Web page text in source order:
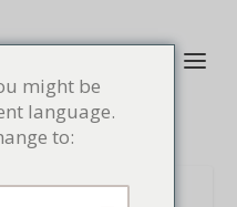
might be
language.
to: